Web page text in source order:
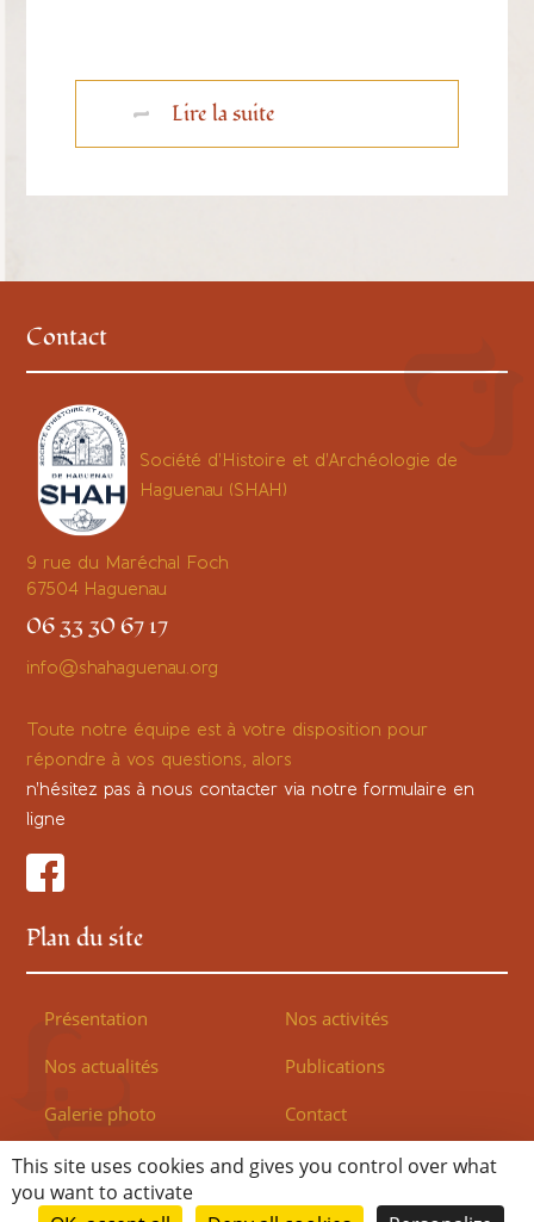
Lire la suite
Contact
Société d'Histoire et d'Archéologie de
Haguenau (SHAH)
9 rue du Maréchal Foch
67504 Haguenau
06 33 30 67 17
info@shahaguenau.org
Toute notre équipe est à votre disposition pour
répondre à vos questions, alors
n'hésitez pas à nous contacter via notreformulaire en
ligne
Plan du site
Présentation
Nos activités
Nos actualités
Publications
Galerie photo
Contact
This site uses cookies and gives you control over what
you want to activate